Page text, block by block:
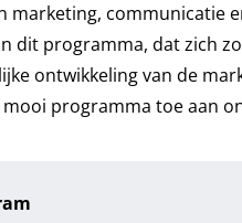
marketing, communicatie
dit programma, dat zich
ontwikkeling van de
mooi programma toe aan